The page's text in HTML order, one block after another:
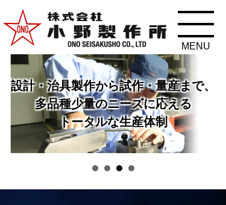
設計・治具製作から試作・量産まで、
多品種少量のニーズに応える
トータルな生産体制